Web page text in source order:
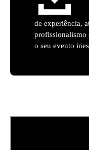
de experiência,
profissionalismo
o seu evento